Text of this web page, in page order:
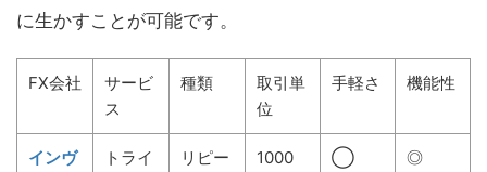
に生かすことが可能です。
FX会社
サービ
ス
種類
取引単
位
手軽さ 機能性
インヴ
トライ
リピー
1000
◯ ◎